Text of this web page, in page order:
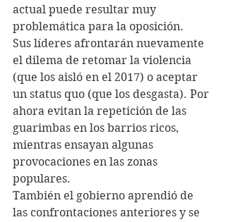
actual puede resultar muy
problemática para la oposición.
Sus líderes afrontarán nuevamente
el dilema de retomar la violencia
(que los aisló en el 2017) o aceptar
un status quo (que los desgasta). Por
ahora evitan la repetición de las
guarimbas en los barrios ricos,
mientras ensayan algunas
provocaciones en las zonas
populares.
También el gobierno aprendió de
las confrontaciones anteriores y se